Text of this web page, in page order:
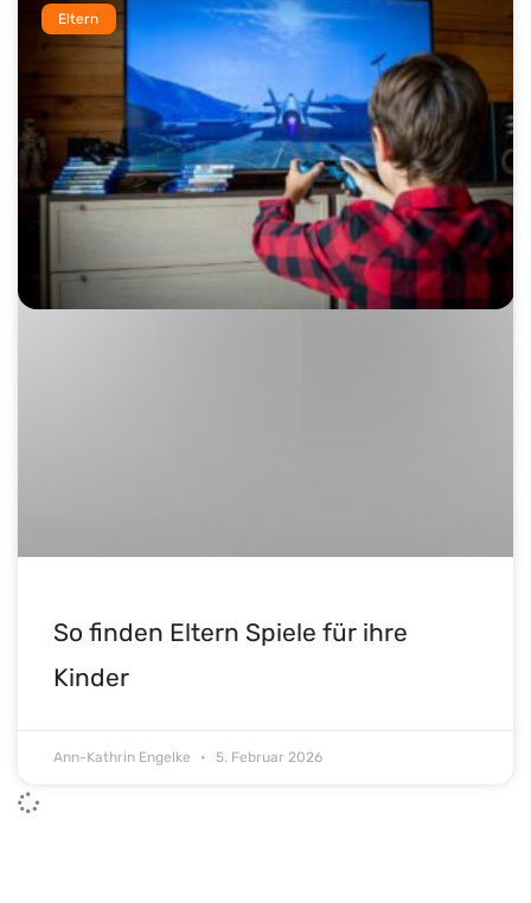
Eltern
So finden Eltern Spiele für ihre
Kinder
Ann-Kathrin Engelke 5. Februar 2026